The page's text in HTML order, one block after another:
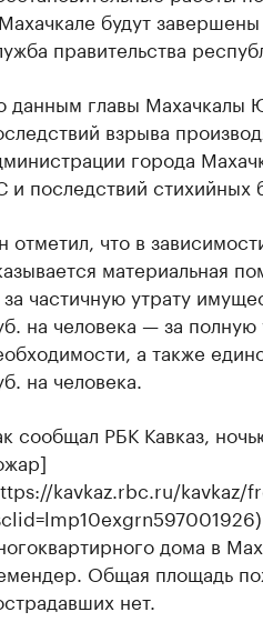
будут
правительства
данным главы Махачкалы
взрыва
города
и последствий стихийных
отметил, что в
материальная
частичную утрату
на человека — за
а также
на человека.
сообщал РБК Кавказ,
kavkaz.rbc.ru/kavkaz/
дома в
Общая площадь
нет.